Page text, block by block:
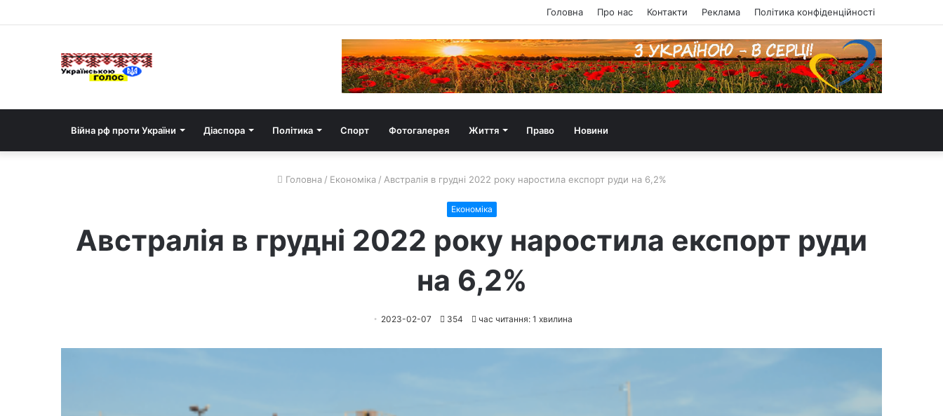
Головна Про нас Контакти Реклама Політика конфіденційності
Війна рф проти України Діаспора Політика Спорт Фотогалерея Життя Право Новини
Головна / Економіка / Австралія в грудні 2022 року наростила експорт руди на 6,2%
Економіка
Австралія в грудні 2022 року наростила експорт руди
на 6,2%
2023-02-07 354 час читання: 1 хвилина